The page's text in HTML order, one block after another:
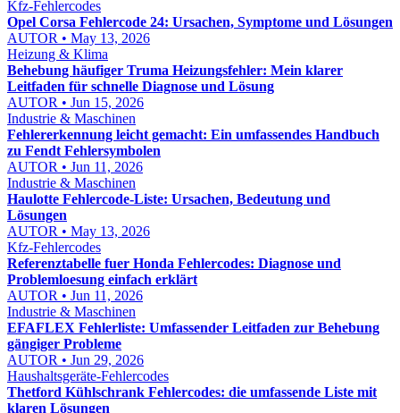
Kfz-Fehlercodes
Opel Corsa Fehlercode 24: Ursachen, Symptome und Lösungen
AUTOR • May 13, 2026
Heizung & Klima
Behebung häufiger Truma Heizungsfehler: Mein klarer
Leitfaden für schnelle Diagnose und Lösung
AUTOR • Jun 15, 2026
Industrie & Maschinen
Fehlererkennung leicht gemacht: Ein umfassendes Handbuch
zu Fendt Fehlersymbolen
AUTOR • Jun 11, 2026
Industrie & Maschinen
Haulotte Fehlercode-Liste: Ursachen, Bedeutung und
Lösungen
AUTOR • May 13, 2026
Kfz-Fehlercodes
Referenztabelle fuer Honda Fehlercodes: Diagnose und
Problemloesung einfach erklärt
AUTOR • Jun 11, 2026
Industrie & Maschinen
EFAFLEX Fehlerliste: Umfassender Leitfaden zur Behebung
gängiger Probleme
AUTOR • Jun 29, 2026
Haushaltsgeräte-Fehlercodes
Thetford Kühlschrank Fehlercodes: die umfassende Liste mit
klaren Lösungen